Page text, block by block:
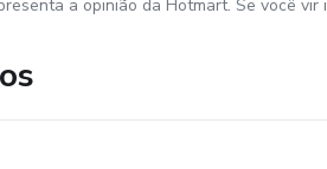
a opinião da Hotmart. Se você vir